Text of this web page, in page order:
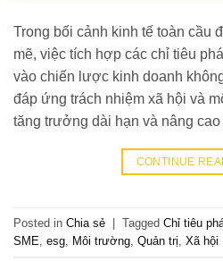
Trong bối cảnh kinh tế toàn cầu
mẽ, việc tích hợp các chỉ tiêu
vào chiến lược kinh doanh
đáp ứng trách nhiệm xã hội và
tăng trưởng dài hạn và nâng
CONTINUE
Posted in Chia sẻ | Tagged Chỉ tiêu
SME esg Môi trường Quản trị Xã hội